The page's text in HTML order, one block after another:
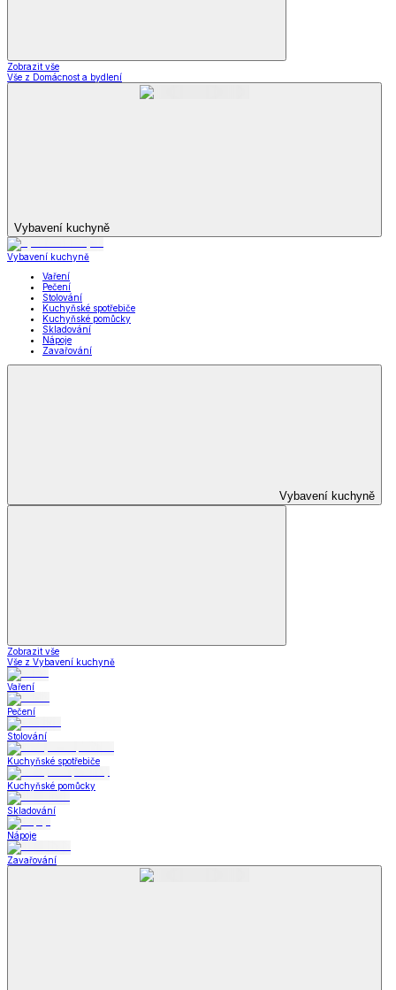
Zobrazit vše
Vše z Domácnost a bydlení
Vybavení kuchyně
Vybavení kuchyně
Vaření
Pečení
Stolování
Kuchyňské spotřebiče
Kuchyňské pomůcky
Skladování
Nápoje
Zavařování
Vybavení kuchyně
Zobrazit vše
Vše z Vybavení kuchyně
Vaření
Pečení
Stolování
Kuchyňské spotřebiče
Kuchyňské pomůcky
Skladování
Nápoje
Zavařování